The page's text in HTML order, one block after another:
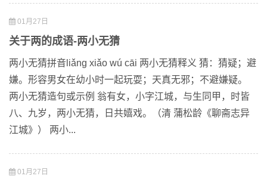
01月27日
关于两的成语-两小无猜
两小无猜拼音liǎng xiǎo wú cāi 两小无猜释义 猜：猜疑；避
嫌。形容男女在幼小时一起玩耍；天真无邪；不避嫌疑。
两小无猜造句或示例 翁有女，小字江城，与生同甲，时皆
八、九岁，两小无猜，日共嬉戏。（清 蒲松龄《聊斋志异
江城》） 两小...
01月27日